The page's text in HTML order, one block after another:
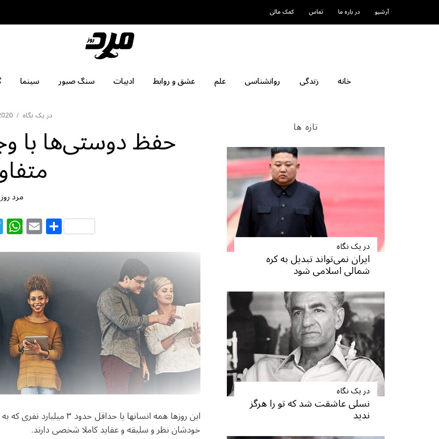
آرشیو در باره ما تماس کمک مالی
خانه زندگی روانشناسی علم عشق و روابط ادبیات سنگ صبور سینما
در یک نگاه
حفظ دوستی‌ها با
مرد روز
T
el
e
g
ra
m
W
h
at
s
A
p
p
E
m
ai
l
S
h
ar
e
این روزها همه انسانها یا
خودشان نظر و سلیقه و عقاید کاملا شخصی دارند.
تازه ها
در یک نگاه
ایران نمی‌تواند تبدیل به کره
شمالی اسلامی شود
در یک نگاه
نسلی عاشقت شد که تو را هرگز
ندید